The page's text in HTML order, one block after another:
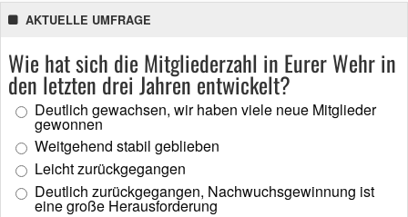
AKTUELLE UMFRAGE
Wie hat sich die Mitgliederzahl in Eurer Wehr in
den letzten drei Jahren entwickelt?
Deutlich gewachsen, wir haben viele neue Mitglieder
gewonnen
Weitgehend stabil geblieben
Leicht zurückgegangen
Deutlich zurückgegangen, Nachwuchsgewinnung ist
eine große Herausforderung